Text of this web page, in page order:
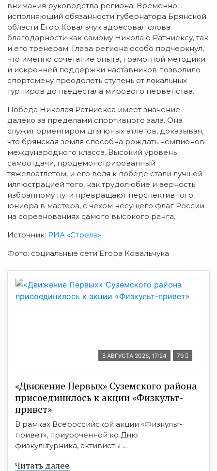
внимания руководства региона. Временно
исполняющий обязанности губернатора Брянской
области Егор Ковальчук адресовал слова
благодарности как самому Николаю Ратниексу, так
и его тренерам. Глава региона особо подчеркнул,
что именно сочетание опыта, грамотной методики
и искренней поддержки наставников позволило
спортсмену преодолеть ступень от локальных
турниров до пьедестала мирового первенства.
Победа Николая Ратниекса имеет значение
далеко за пределами спортивного зала. Она
служит ориентиром для юных атлетов, доказывая,
что брянская земля способна рождать чемпионов
международного класса. Высокий уровень
самоотдачи, продемонстрированный
тяжелоатлетом, и его воля к победе стали лучшей
иллюстрацией того, как трудолюбие и верность
избранному пути превращают перспективного
юниора в мастера, с чехом несущего флаг России
на соревнованиях самого высокого ранга.
Источник: РИА «Стрела»
Фото: социальные сети Егора Ковальчука
8 АВГУСТА 2026, 17:24 79
«Движение Первых» Суземского района
присоединилось к акции «Физкульт-
привет»
В рамках Всероссийской акции «Физкульт-
привет», приуроченной ко Дню
физкультурника, активисты ...
Читать далее